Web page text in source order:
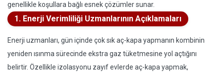
genellikle koşullara bağlı esnek çözümler sunar.
1. Enerji Verimliliği Uzmanlarının Açıklamaları
Enerji uzmanları, gün içinde çok sık aç-kapa yapmanın kombinin
yeniden ısınma sürecinde ekstra gaz tüketmesine yol açtığını
belirtir. Özellikle izolasyonu zayıf evlerde aç-kapa yapmak,